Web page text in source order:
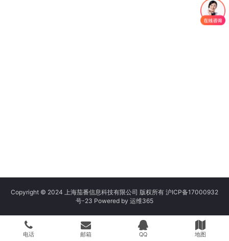
Copyright © 2024 上海茄番信息科技有限公司 版权所有 沪ICP备17000932
号-23 Powered by 运维365
电话 邮箱 QQ 地图